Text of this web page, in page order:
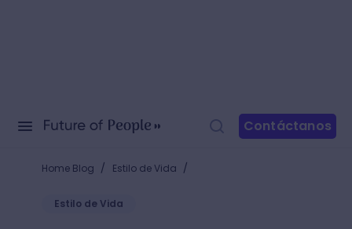
Contáctanos
Home Blog / Estilo de Vida /
Estilo de Vida